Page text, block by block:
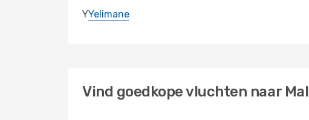
YYelimane
Vind goedkope vluchten naar